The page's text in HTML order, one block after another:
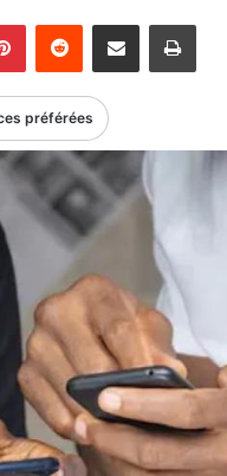
PinterestReddit Partager par email
préférées